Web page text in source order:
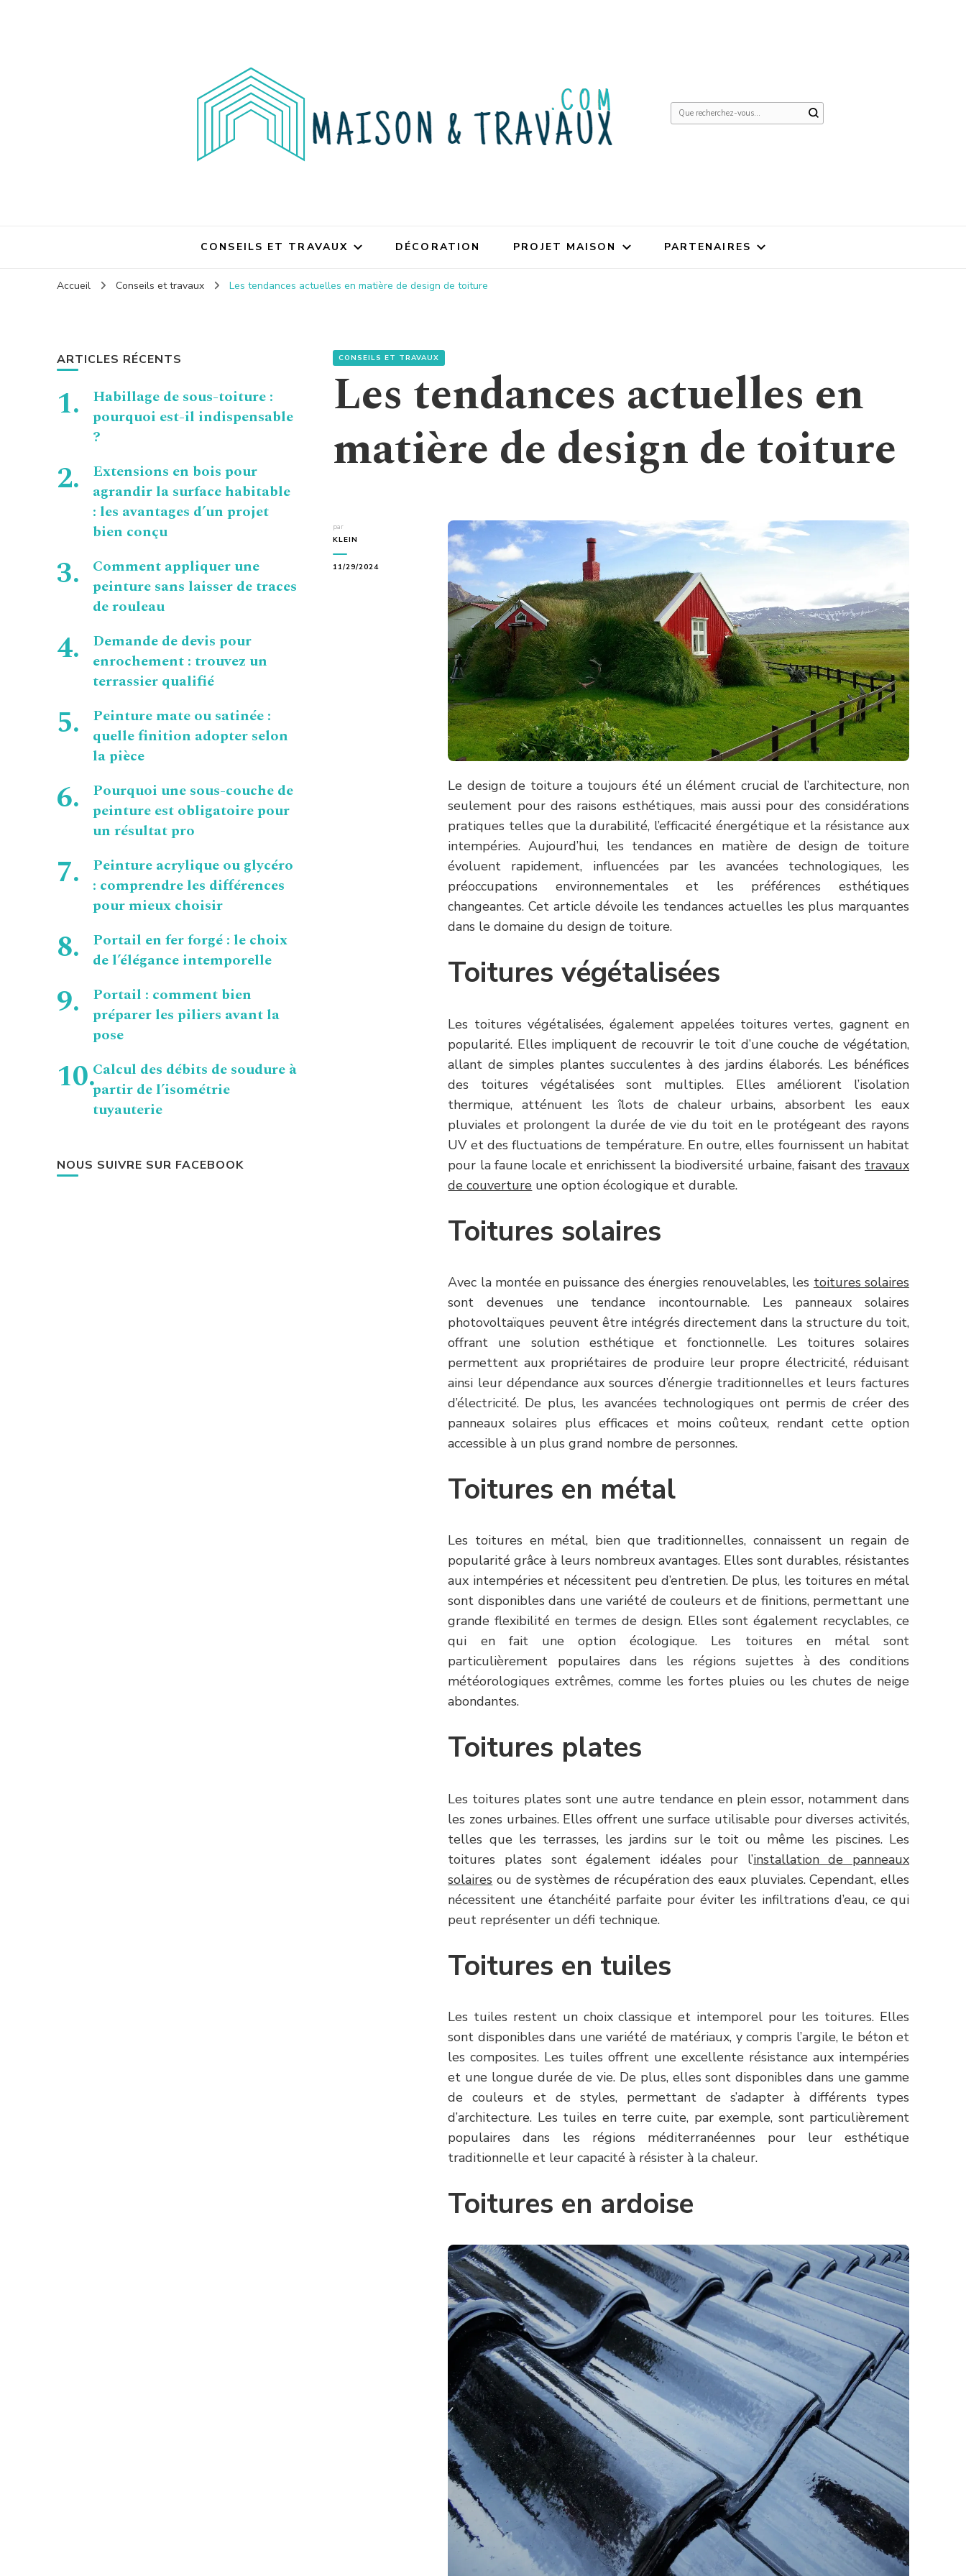
Vous
CONSEILS ET TRAVAUX DÉCORATION PROJET MAISON PARTENAIRES
Accueil Conseils et travaux Les tendances actuelles en matière de design de toiture
CONSEILS ET TRAVAUX
Les tendances actuelles en
matière de design de toiture
par
KLEIN
11/29/2024
Le design de toiture a toujours été un élément crucial de l’architecture, non
seulement pour des raisons esthétiques, mais aussi pour des considérations
pratiques telles que la durabilité, l’efficacité énergétique et la résistance aux
intempéries. Aujourd’hui, les tendances en matière de design de toiture
évoluent rapidement, influencées par les avancées technologiques, les
préoccupations environnementales et les préférences esthétiques
changeantes. Cet article dévoile les tendances actuelles les plus marquantes
dans le domaine du design de toiture.
Toitures végétalisées
Les toitures végétalisées, également appelées toitures vertes, gagnent en
popularité. Elles impliquent de recouvrir le toit d’une couche de végétation,
allant de simples plantes succulentes à des jardins élaborés. Les bénéfices
des toitures végétalisées sont multiples. Elles améliorent l’isolation
thermique, atténuent les îlots de chaleur urbains, absorbent les eaux
pluviales et prolongent la durée de vie du toit en le protégeant des rayons
UV et des fluctuations de température. En outre, elles fournissent un habitat
pour la faune locale et enrichissent la biodiversité urbaine, faisant des travaux
de couverture une option écologique et durable.
Toitures solaires
Avec la montée en puissance des énergies renouvelables, les toitures solaires
sont devenues une tendance incontournable. Les panneaux solaires
photovoltaïques peuvent être intégrés directement dans la structure du toit,
offrant une solution esthétique et fonctionnelle. Les toitures solaires
permettent aux propriétaires de produire leur propre électricité, réduisant
ainsi leur dépendance aux sources d’énergie traditionnelles et leurs factures
d’électricité. De plus, les avancées technologiques ont permis de créer des
panneaux solaires plus efficaces et moins coûteux, rendant cette option
accessible à un plus grand nombre de personnes.
Toitures en métal
Les toitures en métal, bien que traditionnelles, connaissent un regain de
popularité grâce à leurs nombreux avantages. Elles sont durables, résistantes
aux intempéries et nécessitent peu d’entretien. De plus, les toitures en métal
sont disponibles dans une variété de couleurs et de finitions, permettant une
grande flexibilité en termes de design. Elles sont également recyclables, ce
qui en fait une option écologique. Les toitures en métal sont
particulièrement populaires dans les régions sujettes à des conditions
météorologiques extrêmes, comme les fortes pluies ou les chutes de neige
abondantes.
Toitures plates
Les toitures plates sont une autre tendance en plein essor, notamment dans
les zones urbaines. Elles offrent une surface utilisable pour diverses activités,
telles que les terrasses, les jardins sur le toit ou même les piscines. Les
toitures plates sont également idéales pour l’installation de panneaux
solaires ou de systèmes de récupération des eaux pluviales. Cependant, elles
nécessitent une étanchéité parfaite pour éviter les infiltrations d’eau, ce qui
peut représenter un défi technique.
Toitures en tuiles
Les tuiles restent un choix classique et intemporel pour les toitures. Elles
sont disponibles dans une variété de matériaux, y compris l’argile, le béton et
les composites. Les tuiles offrent une excellente résistance aux intempéries
et une longue durée de vie. De plus, elles sont disponibles dans une gamme
de couleurs et de styles, permettant de s’adapter à différents types
d’architecture. Les tuiles en terre cuite, par exemple, sont particulièrement
populaires dans les régions méditerranéennes pour leur esthétique
traditionnelle et leur capacité à résister à la chaleur.
Toitures en ardoise
ARTICLES RÉCENTS
Habillage de sous-toiture :
pourquoi est-il indispensable
?
Extensions en bois pour
agrandir la surface habitable
: les avantages d’un projet
bien conçu
Comment appliquer une
peinture sans laisser de traces
de rouleau
Demande de devis pour
enrochement : trouvez un
terrassier qualifié
Peinture mate ou satinée :
quelle finition adopter selon
la pièce
Pourquoi une sous-couche de
peinture est obligatoire pour
un résultat pro
Peinture acrylique ou glycéro
: comprendre les différences
pour mieux choisir
Portail en fer forgé : le choix
de l’élégance intemporelle
Portail : comment bien
préparer les piliers avant la
pose
Calcul des débits de soudure à
partir de l’isométrie
tuyauterie
NOUS SUIVRE SUR FACEBOOK